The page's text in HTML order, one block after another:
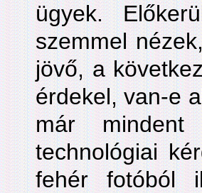
ügyek.
szemmel
jövő, a
érdekel, van-e
már
technológiai
fehér fotóból